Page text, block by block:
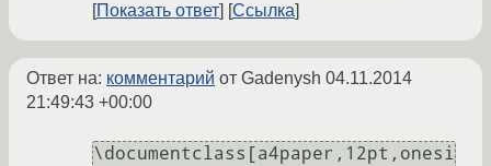
Показать ответ Ссылка
Ответ на: комментарий от Gadenysh 04.11.2014
21:49:43 +00:00
\documentclass[a4paper,12pt,onesi